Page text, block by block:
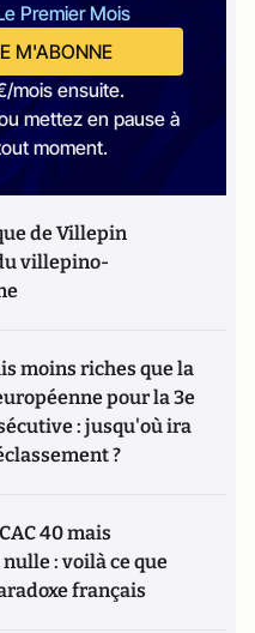
Premier Mois
M'ABONNE
mois ensuite.
mettez en pause à
moment.
de Villepin
villepino-
moins riches que la
pour la 3e
: jusqu'où ira
?
40 mais
: voilà ce que
français